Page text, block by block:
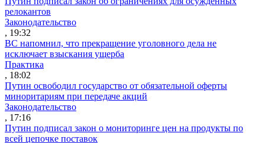
релокантов
Законодательство
, 19:32
ВС напомнил, что прекращение уголовного дела не
исключает взыскания ущерба
Практика
, 18:02
Путин освободил государство от обязательной оферты
миноритариям при передаче акций
Законодательство
, 17:16
Путин подписал закон о мониторинге цен на продукты по
всей цепочке поставок